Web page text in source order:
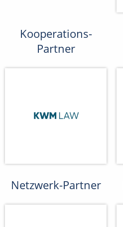
Kooperations-
Partner
Netzwerk-Partner